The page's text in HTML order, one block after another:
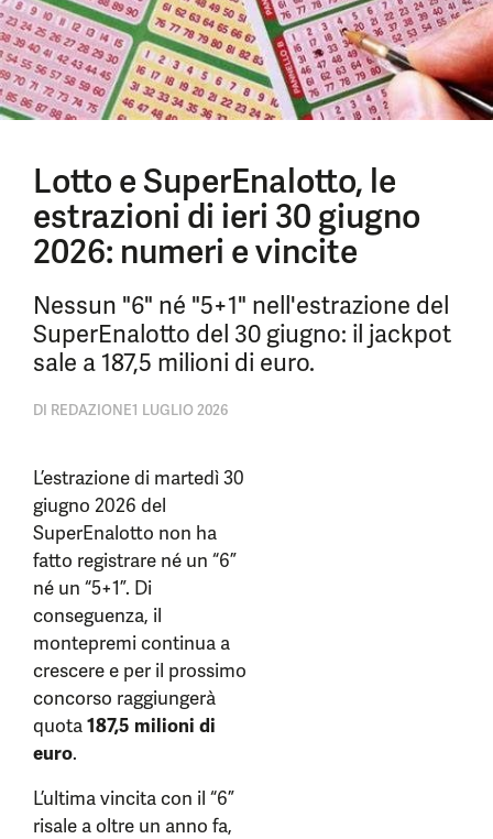
Lotto e SuperEnalotto, le
estrazioni di ieri 30 giugno
2026: numeri e vincite
Nessun "6" né "5+1" nell'estrazione del
SuperEnalotto del 30 giugno: il jackpot
sale a 187,5 milioni di euro.
DI REDAZIONE1 LUGLIO 2026
L’estrazione di martedì 30
giugno 2026 del
SuperEnalotto non ha
fatto registrare né un “6”
né un “5+1”. Di
conseguenza, il
montepremi continua a
crescere e per il prossimo
concorso raggiungerà
quota187,5 milioni di
euro.
L’ultima vincita con il “6”
risale a oltre un anno fa,